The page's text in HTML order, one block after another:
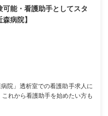
可能・看護助手としてスタ
病院】
院」透析室での看護助手求人に
れから看護助手を始めたい方も